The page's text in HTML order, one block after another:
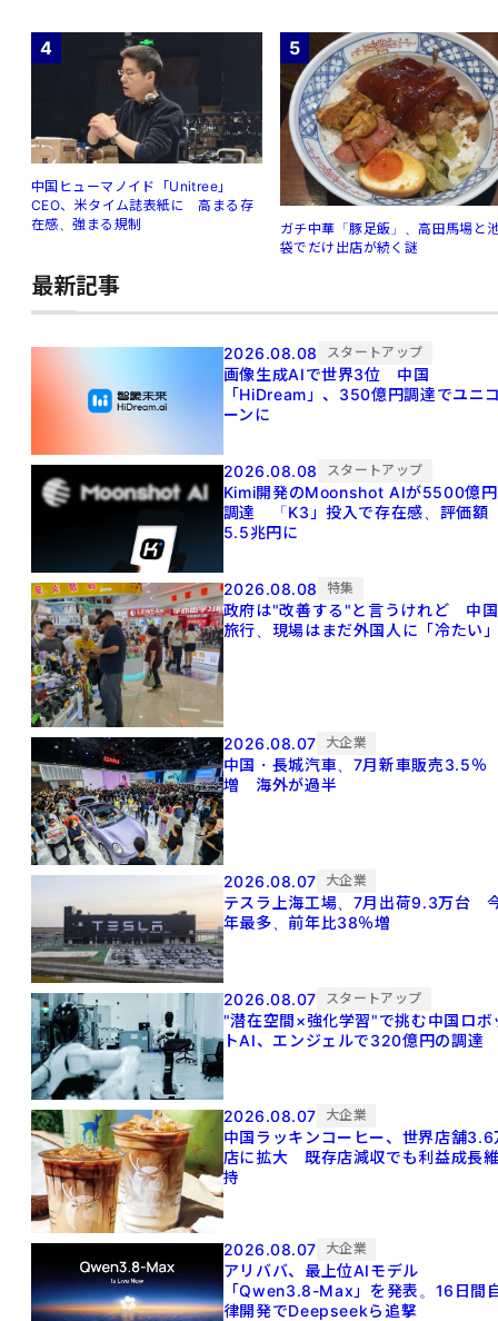
4
中国ヒューマノイド「Unitree」
CEO、米タイム誌表紙に 高まる存
在感、強まる規制
5
ガチ中華「豚足飯」、高田馬場と
袋でだけ出店が続く謎
最新記事
2026.08.08 スタートアップ
画像生成AIで世界3位 中国
「HiDream」、350億円調達でユニ
ーンに
2026.08.08 スタートアップ
Kimi開発のMoonshot AIが5500億円
調達 「K3」投入で存在感、評価額
5.5兆円に
2026.08.08 特集
政府は"改善する"と言うけれど 中国
旅行、現場はまだ外国人に「冷たい
2026.08.07 大企業
中国・長城汽車、7月新車販売3.5％
増 海外が過半
2026.08.07 大企業
テスラ上海工場、7月出荷9.3万台
年最多、前年比38％増
2026.08.07 スタートアップ
"潜在空間×強化学習"で挑む中国ロボ
トAI、エンジェルで320億円の調達
2026.08.07 大企業
中国ラッキンコーヒー、世界店舗3.6
店に拡大 既存店減収でも利益成長
持
2026.08.07 大企業
アリババ、最上位AIモデル
「Qwen3.8-Max」を発表。16日間
律開発でDeepseekら追撃